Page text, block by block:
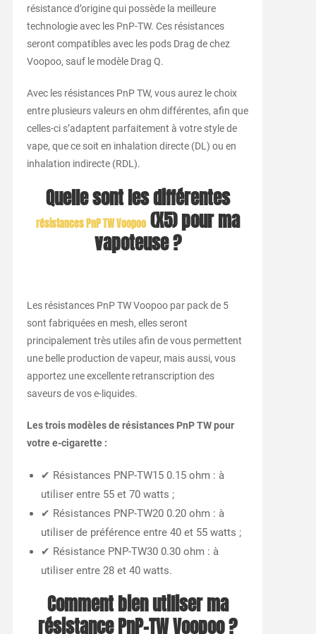
résistance d’origine qui possède la meilleure
technologie avec les PnP-TW. Ces résistances
seront compatibles avec les pods Drag de chez
Voopoo, sauf le modèle Drag Q.
Avec les résistances PnP TW, vous aurez le choix
entre plusieurs valeurs en ohm différentes, afin que
celles-ci s’adaptent parfaitement à votre style de
vape, que ce soit en inhalation directe (DL) ou en
inhalation indirecte (RDL).
Quelle sont les différentes
résistances PnP TW Voopoo(X5) pour ma
vapoteuse ?
Les résistances PnP TW Voopoo par pack de 5
sont fabriquées en mesh, elles seront
principalement très utiles afin de vous permettent
une belle production de vapeur, mais aussi, vous
apportez une excellente retranscription des
saveurs de vos e-liquides.
Les trois modèles de résistances PnP TW pour
votre e-cigarette :
✔ Résistances PNP-TW15 0.15 ohm : à
utiliser entre 55 et 70 watts ;
✔ Résistances PNP-TW20 0.20 ohm : à
utiliser de préférence entre 40 et 55 watts ;
✔ Résistance PNP-TW30 0.30 ohm : à
utiliser entre 28 et 40 watts.
Comment bien utiliser ma
résistance PnP-TW Voopoo ?